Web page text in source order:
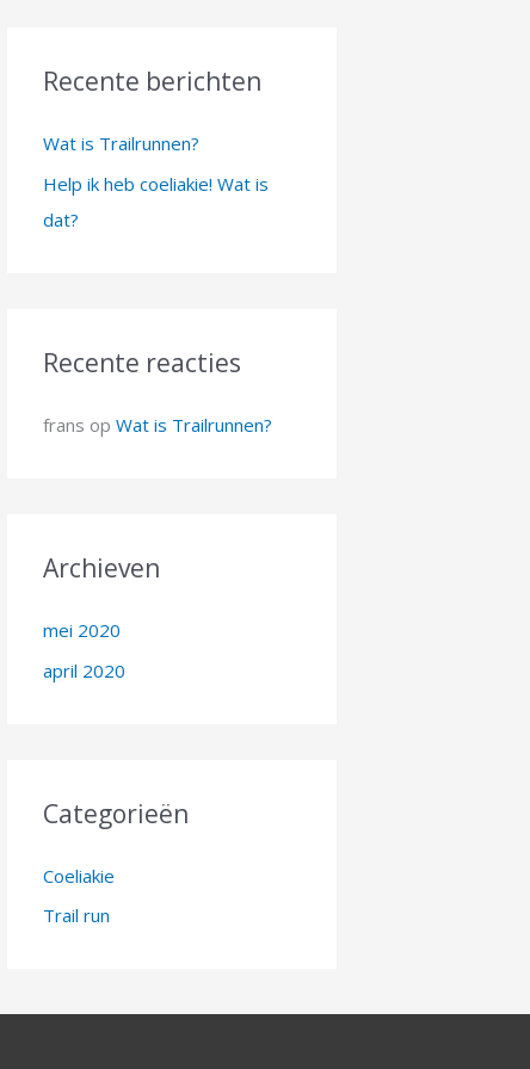
n
a
r
:
Recente berichten
Wat is Trailrunnen?
Help ik heb coeliakie! Wat is
dat?
Recente reacties
frans op Wat is Trailrunnen?
Archieven
mei 2020
april 2020
Categorieën
Coeliakie
Trail run